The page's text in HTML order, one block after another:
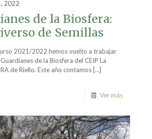
2022
de la Biosfera:
de Semillas
2021/2022 hemos vuelto a trabajar
de la Biosfera del CEIP La
de Riello. Este año contamos[…]
Ver más